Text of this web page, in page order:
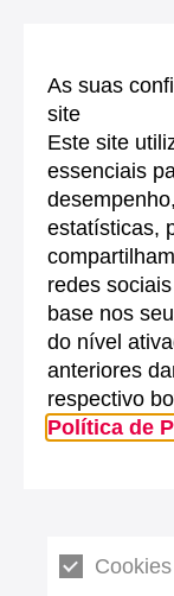
As suas
site
Este site
essenciais
estatísticas,
redes
base nos
do nível
anteriores
respectivo
Política de